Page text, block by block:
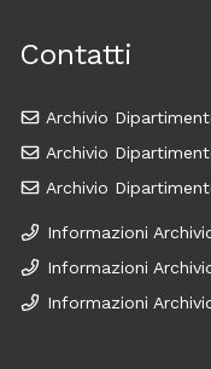
Contatti
Archivio
Archivio
Archivio
Informazioni
Informazioni
Informazioni